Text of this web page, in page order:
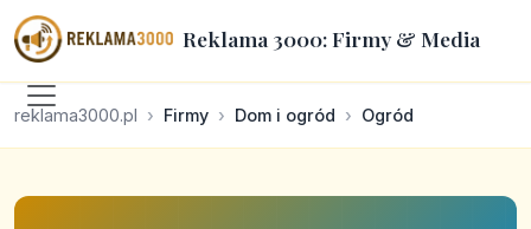
Reklama 3000: Firmy & Media
reklama3000.pl Firmy Dom i ogród Ogród